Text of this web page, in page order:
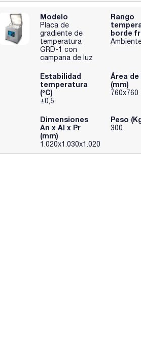
Modelo
Placa de
gradiente de
temperatura
GRD-1 con
campana de luz
Rango
borde
Estabilidad
temperatura
(ºC)
±0,5
Área
(mm)
760x760
Dimensiones
An x Al x Pr
(mm)
1.020x1.030x1.020
Peso
300